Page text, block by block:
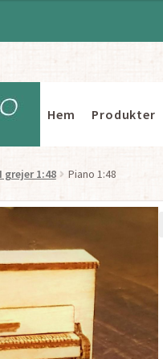
Hem Produkter
grejer 1:48 Piano 1:48